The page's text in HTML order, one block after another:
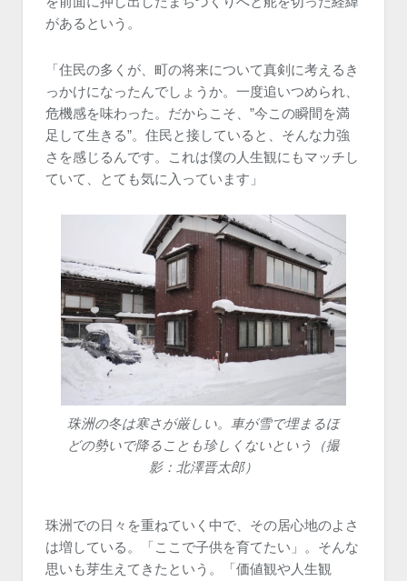
があるという。
「住民の多くが、町の将来について真剣に考えるき
っかけになったんでしょうか。一度追いつめられ、
危機感を味わった。だからこそ、”今この瞬間を満
足して生きる”。住民と接していると、そんな力強
さを感じるんです。これは僕の人生観にもマッチし
ていて、とても気に入っています」
珠洲の冬は寒さが厳しい。車が雪で埋まるほ
どの勢いで降ることも珍しくないという（撮
影：北澤晋太郎）
珠洲での日々を重ねていく中で、その居心地のよさ
は増している。「ここで子供を育てたい」。そんな
思いも芽生えてきたという。「価値観や人生観